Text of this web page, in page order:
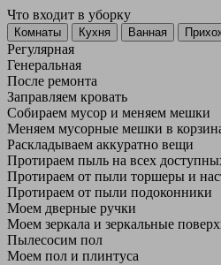
Что входит в уборку
Регу­лярная
Гене­ральная
После ремонта
Заправляем кровать
Собираем мусор и меняем мешки
Меняем мусорные мешки в
Раскладываем аккуратно вещи
Протираем пыль на всех
Протираем от пыли торшеры и
Протираем от пыли подоконники
Моем дверные ручки
Моем зеркала и зеркальные
Пылесосим пол
Моем пол и плинтуса